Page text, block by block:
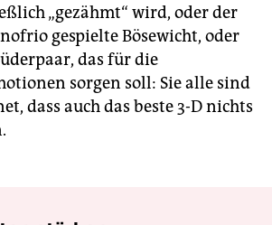
„gezähmt“ wird, oder der
gespielte Bösewicht, oder
das für die
sorgen soll: Sie alle sind
dass auch das beste 3-D nichts